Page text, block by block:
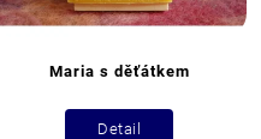
Maria s děťátkem
Detail